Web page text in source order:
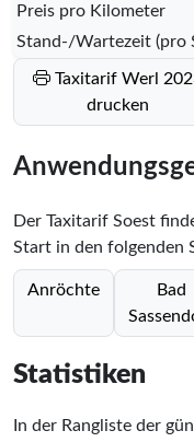
Preis pro Kilometer
Stand-/Wartezeit (pro
Taxitarif Werl 2023
drucken
Der Taxitarif Soest
Start in den folgenden
Anröchte
Bad
Statistiken
In der Rangliste der